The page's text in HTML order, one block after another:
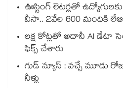
ఊస్టింగ్ లెటర్లతో
వీసా.. 2వేల 600 మందికి
లక్ష కోట్లతో అదానీ AI డేటా
ఫిక్స్ చేశారు
గుడ్ న్యూస్ : వచ్చే మూడు
నీళ్లు